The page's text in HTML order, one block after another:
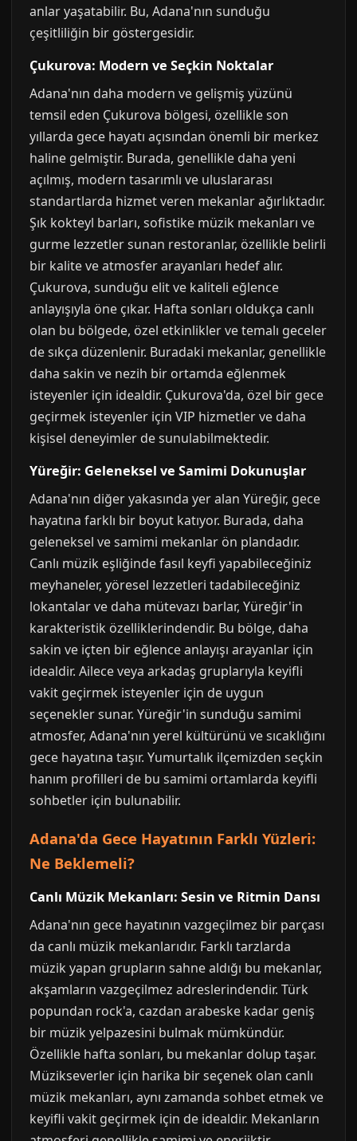
anlar yaşatabilir. Bu, Adana'nın sunduğu
çeşitliliğin bir göstergesidir.
Çukurova: Modern ve Seçkin Noktalar
Adana'nın daha modern ve gelişmiş yüzünü
temsil eden Çukurova bölgesi, özellikle son
yıllarda gece hayatı açısından önemli bir merkez
haline gelmiştir. Burada, genellikle daha yeni
açılmış, modern tasarımlı ve uluslararası
standartlarda hizmet veren mekanlar ağırlıktadır.
Şık kokteyl barları, sofistike müzik mekanları ve
gurme lezzetler sunan restoranlar, özellikle belirli
bir kalite ve atmosfer arayanları hedef alır.
Çukurova, sunduğu elit ve kaliteli eğlence
anlayışıyla öne çıkar. Hafta sonları oldukça canlı
olan bu bölgede, özel etkinlikler ve temalı geceler
de sıkça düzenlenir. Buradaki mekanlar, genellikle
daha sakin ve nezih bir ortamda eğlenmek
isteyenler için idealdir. Çukurova'da, özel bir gece
geçirmek isteyenler için VIP hizmetler ve daha
kişisel deneyimler de sunulabilmektedir.
Yüreğir: Geleneksel ve Samimi Dokunuşlar
Adana'nın diğer yakasında yer alan Yüreğir, gece
hayatına farklı bir boyut katıyor. Burada, daha
geleneksel ve samimi mekanlar ön plandadır.
Canlı müzik eşliğinde fasıl keyfi yapabileceğiniz
meyhaneler, yöresel lezzetleri tadabileceğiniz
lokantalar ve daha mütevazı barlar, Yüreğir'in
karakteristik özelliklerindendir. Bu bölge, daha
sakin ve içten bir eğlence anlayışı arayanlar için
idealdir. Ailece veya arkadaş gruplarıyla keyifli
vakit geçirmek isteyenler için de uygun
seçenekler sunar. Yüreğir'in sunduğu samimi
atmosfer, Adana'nın yerel kültürünü ve sıcaklığını
gece hayatına taşır. Yumurtalık ilçemizden seçkin
hanım profilleri de bu samimi ortamlarda keyifli
sohbetler için bulunabilir.
Adana'da Gece Hayatının Farklı Yüzleri:
Ne Beklemeli?
Canlı Müzik Mekanları: Sesin ve Ritmin Dansı
Adana'nın gece hayatının vazgeçilmez bir parçası
da canlı müzik mekanlarıdır. Farklı tarzlarda
müzik yapan grupların sahne aldığı bu mekanlar,
akşamların vazgeçilmez adreslerindendir. Türk
popundan rock'a, cazdan arabeske kadar geniş
bir müzik yelpazesini bulmak mümkündür.
Özellikle hafta sonları, bu mekanlar dolup taşar.
Müzikseverler için harika bir seçenek olan canlı
müzik mekanları, aynı zamanda sohbet etmek ve
keyifli vakit geçirmek için de idealdir. Mekanların